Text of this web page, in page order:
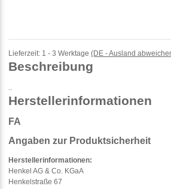
Lieferzeit: 1 - 3 Werktage (DE - Ausland
Beschreibung
Herstellerinformationen
FA
Angaben zur Produktsicherheit
Herstellerinformationen:
Henkel AG & Co. KGaA
Henkelstraße 67